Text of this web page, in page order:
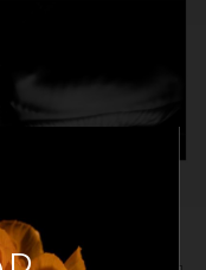
Paola Stefanizzi